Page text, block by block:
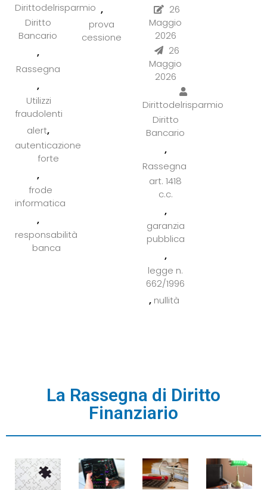
Dirittodelrisparmio
Diritto
Bancario
,
Rassegna
,
Utilizzi
fraudolenti
alert,
autenticazione
forte
,
frode
informatica
,
responsabilità
banca
,
prova
cessione
26
Maggio
2026
26
Maggio
2026
Dirittodelrisparmio
Diritto
Bancario
,
Rassegna
art. 1418
c.c.
,
garanzia
pubblica
,
legge n.
662/1996
, nullità
La Rassegna di Diritto
Finanziario